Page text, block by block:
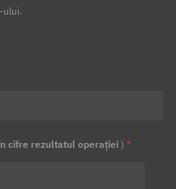
ului.
cifre rezultatul operației ) *